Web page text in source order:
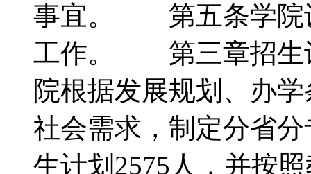
事宜。 第五条学院
工作。 第三章招生
院根据发展规划、办
社会需求，制定分省
生计划2575人，并按